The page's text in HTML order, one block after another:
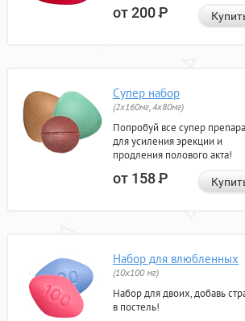
от 200Р
Супер набор
(2х160мг, 4х80мг)
Попробуй все супер
для усиления эрекции и
продления полового акта!
от 158Р
Набор для влюбленных
(10х100 мг)
Набор для двоих, добавь
в постель!